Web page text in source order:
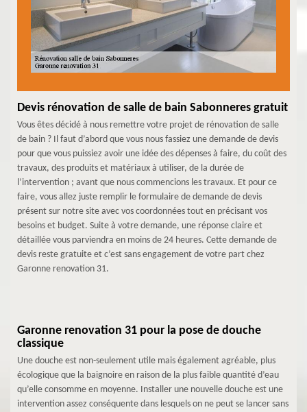
Devis rénovation de salle de bain Sabonneres gratuit
Vous êtes décidé à nous remettre votre projet de rénovation de salle
de bain ? Il faut d’abord que vous nous fassiez une demande de devis
pour que vous puissiez avoir une idée des dépenses à faire, du coût des
travaux, des produits et matériaux à utiliser, de la durée de
l’intervention ; avant que nous commencions les travaux. Et pour ce
faire, vous allez juste remplir le formulaire de demande de devis
présent sur notre site avec vos coordonnées tout en précisant vos
besoins et budget. Suite à votre demande, une réponse claire et
détaillée vous parviendra en moins de 24 heures. Cette demande de
devis reste gratuite et c’est sans engagement de votre part chez
Garonne renovation 31.
Garonne renovation 31 pour la pose de douche
classique
Une douche est non-seulement utile mais également agréable, plus
écologique que la baignoire en raison de la plus faible quantité d’eau
qu’elle consomme en moyenne. Installer une nouvelle douche est une
intervention assez conséquente dans lesquels on ne peut se lancer sans